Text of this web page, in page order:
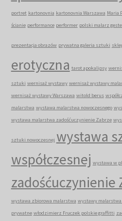
portret kartonovnia kartonovnia Warszawa Maria
ścianie performance performer polski malarz
prezentacja obrazów prywatna galeria sztuki
erotyczna tarot apokalipsy
sztuki wernisaż wystawy wernisaż wystawy
wernisaż wystawy Warszawa witold berus
malarstwa wystawa malarstwa nowoczesnego
wystawa malarstwa zadośćuczynienie Zabrze
sztuki nowoczesnej wystawa
współczesnej wystawa w
zadośćuczynienie
wystawa zbiorowa malarstwa wystawy malarstwa
prywatne włodzimierz Fruczek polskie graffitti